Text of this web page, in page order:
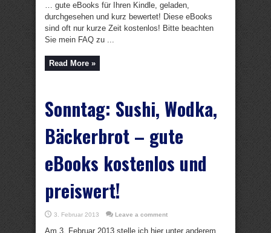
… gute eBooks für Ihren Kindle, geladen,
durchgesehen und kurz bewertet! Diese eBooks
sind oft nur kurze Zeit kostenlos! Bitte beachten
Sie mein FAQ zu ...
Read More »
Sonntag: Sushi, Wodka,
Bäckerbrot – gute
eBooks kostenlos und
preiswert!
3. Februar 2013 Leave a comment
Am 3. Februar 2013 stelle ich hier unter anderem